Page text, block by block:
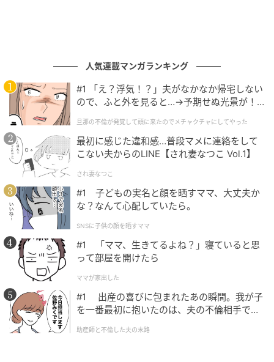
人気連載マンガランキング
#1 「え？浮気！？」夫がなかなか帰宅しない
ので、ふと外を見ると…→予期せぬ光景が！
クチャにしてやった
旦那の不倫が発覚して頭に来たのでメチャクチャにしてやった
最初に感じた違和感…普段マメに連絡をして
こない夫からのLINE【され妻なつこ Vol.1】
され妻なつこ
#1 子どもの実名と顔を晒すママ、大丈夫か
な？なんて心配していたら。
SNSに子供の顔を晒すママ
#1 「ママ、生きてるよね？」寝ていると思
って部屋を開けたら
ママが家出した
#1 出産の喜びに包まれたあの瞬間。我が子
を一番最初に抱いたのは、夫の不倫相手でし
助産師と不倫した夫の末路